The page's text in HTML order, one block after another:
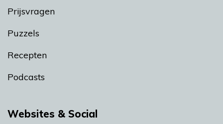
Prijsvragen
Puzzels
Recepten
Podcasts
Websites & Social